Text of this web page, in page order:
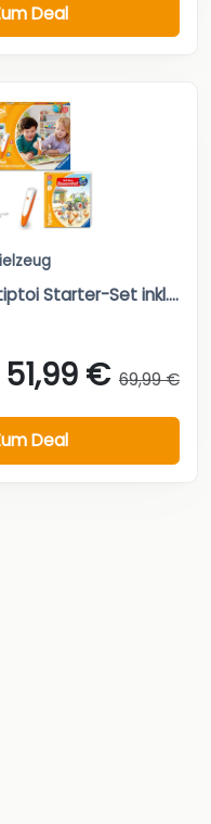
Deal
Starter-Set inkl....
51,99 € 69,99 €
Deal